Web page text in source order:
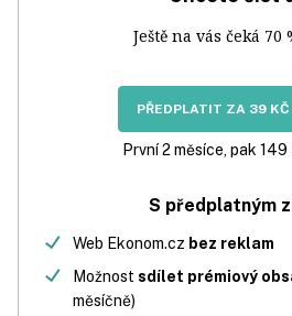
Ještě na vás čeká 70
PŘEDPLATIT ZA 39
První 2 měsíce, pak
S předplatným
Web Ekonom.cz bez reklam
Možnost sdílet prémiový
měsíčně)